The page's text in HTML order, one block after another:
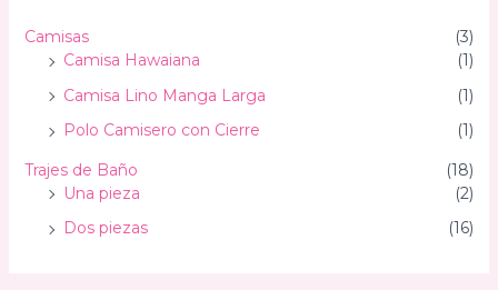
Camisas
(3)
Camisa Hawaiana
(1)
Camisa Lino Manga Larga
(1)
Polo Camisero con Cierre
(1)
Trajes de Baño
(18)
Una pieza
(2)
Dos piezas
(16)